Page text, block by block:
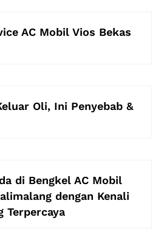
AC Mobil Vios Bekas
Oli, Ini Penyebab &
di Bengkel AC Mobil
dengan Kenali
Terpercaya